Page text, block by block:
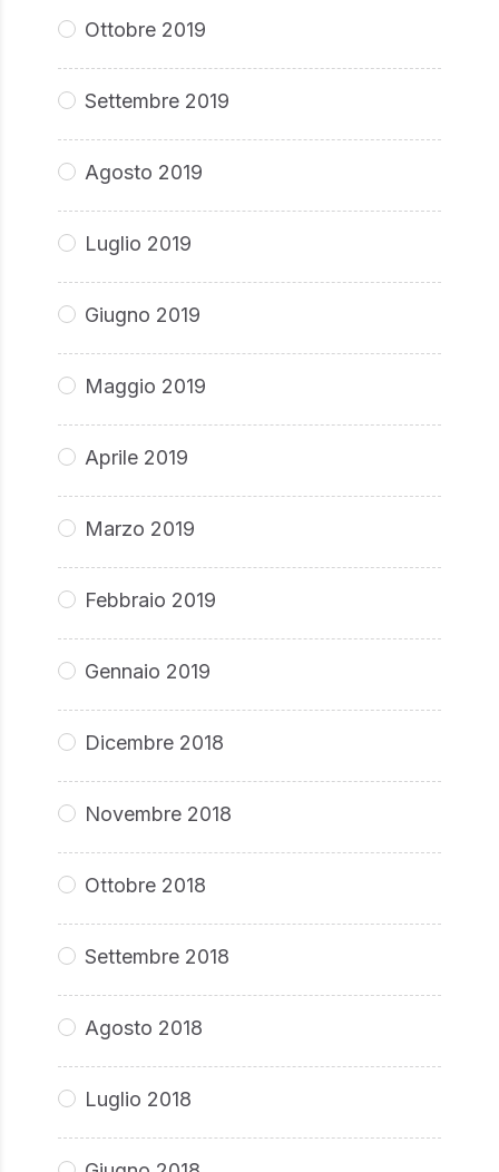
Ottobre 2019
Settembre 2019
Agosto 2019
Luglio 2019
Giugno 2019
Maggio 2019
Aprile 2019
Marzo 2019
Febbraio 2019
Gennaio 2019
Dicembre 2018
Novembre 2018
Ottobre 2018
Settembre 2018
Agosto 2018
Luglio 2018